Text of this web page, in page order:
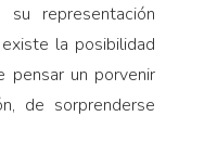
representación
la posibilidad
pensar un porvenir
de sorprenderse